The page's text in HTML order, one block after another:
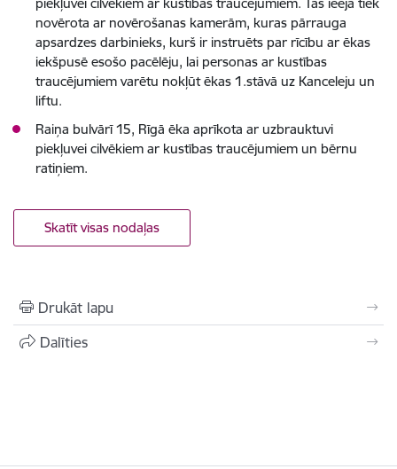
novērota ar novērošanas kamerām, kuras pārrauga
apsardzes darbinieks, kurš ir instruēts par rīcību ar ēkas
iekšpusē esošo pacēlēju, lai personas ar kustības
traucējumiem varētu nokļūt ēkas 1.stāvā uz Kanceleju un
liftu.
Raiņa bulvārī 15, Rīgā ēka aprīkota ar uzbrauktuvi
piekļuvei cilvēkiem ar kustības traucējumiem un bērnu
ratiņiem.
Skatīt visas nodaļas
Drukāt lapu
Dalīties